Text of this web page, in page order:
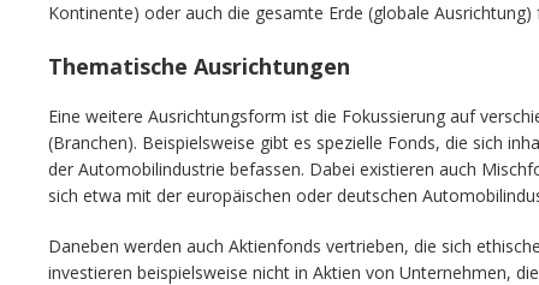
Kontinente) oder auch die gesamte Erde (globale
Thematische Ausrichtungen
Eine weitere Ausrichtungsform ist die Fokussierung auf
(Branchen). Beispielsweise gibt es spezielle Fonds, die sich
der Automobilindustrie befassen. Dabei existieren auch
sich etwa mit der europäischen oder deutschen
Daneben werden auch Aktienfonds vertrieben, die sich
investieren beispielsweise nicht in Aktien von Unternehmen,